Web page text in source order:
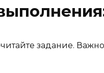
задание.